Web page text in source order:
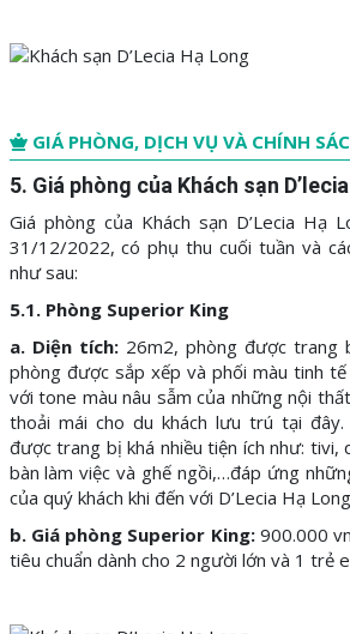
GIÁ PHÒNG, DỊCH VỤ VÀ CHÍNH
5. Giá phòng của Khách sạn
Giá phòng của Khách sạn D’Lecia Hạ
31/12/2022, có phụ thu cuối tuần và
như sau:
5.1. Phòng Superior King
a. Diện tích: 26m2, phòng được trang
phòng được sắp xếp và phối màu tinh
với tone màu nâu sẫm của những nội
thoải mái cho du khách lưu trú tại đây.
được trang bị khá nhiều tiện ích như: tivi,
bàn làm việc và ghế ngồi,…đáp ứng
của quý khách khi đến với D’Lecia Hạ
b. Giá phòng Superior King: 900.000
tiêu chuẩn dành cho 2 người lớn và 1 trẻ